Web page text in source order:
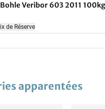
Veribor 603 2011
de Réserve
apparentées